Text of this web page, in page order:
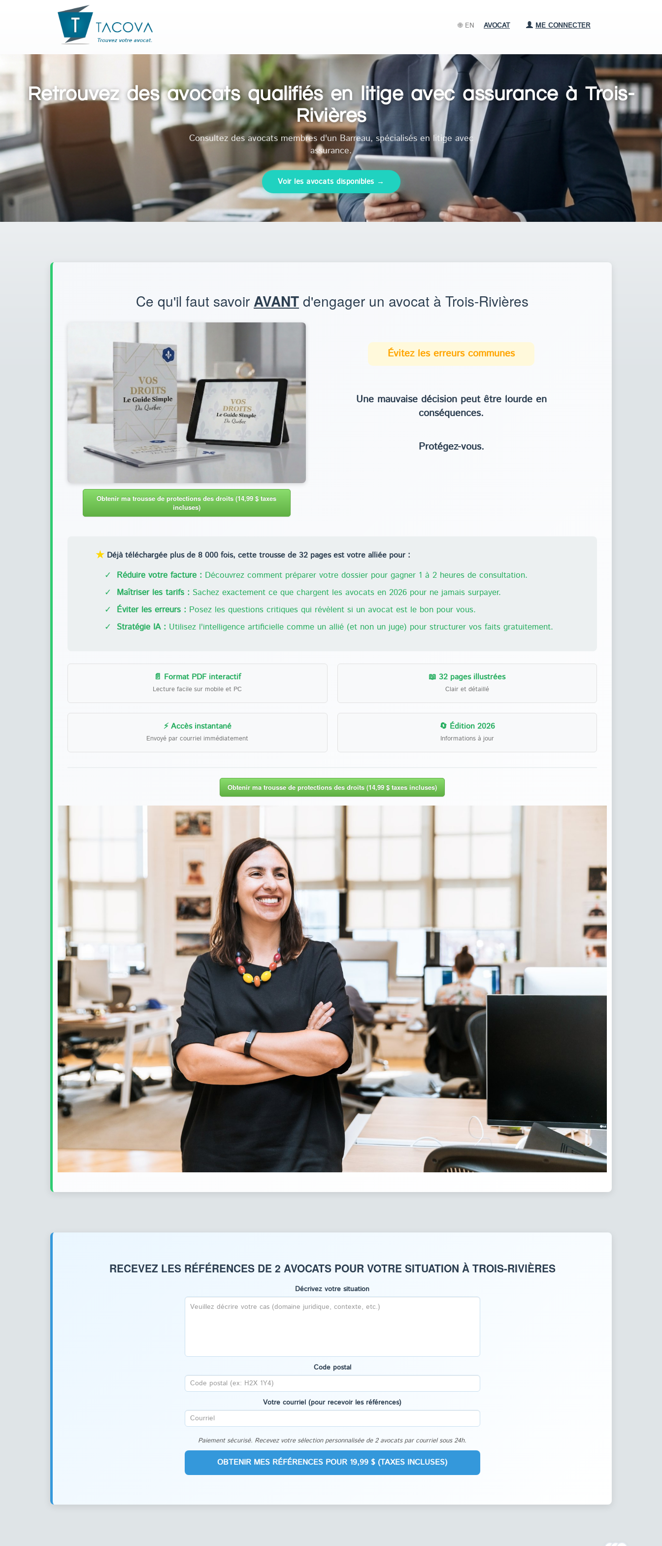
🌐 EN AVOCAT ME CONNECTER
Retrouvez des avocats qualifiés en litige avec assurance à Trois-
Rivières
Consultez des avocats membres d'un Barreau, spécialisés en litige avec
assurance.
Voir les avocats disponibles →
Ce qu'il faut savoir AVANT d'engager un avocat à Trois-Rivières
Obtenir ma trousse de protections des droits (14,99 $ taxes
incluses)
Évitez les erreurs communes
Une mauvaise décision peut être lourde en
conséquences.
Protégez-vous.
★ Déjà téléchargée plus de 8 000 fois, cette trousse de 32 pages est votre alliée pour :
✓ Réduire votre facture : Découvrez comment préparer votre dossier pour gagner 1 à 2 heures de consultation.
✓ Maîtriser les tarifs : Sachez exactement ce que chargent les avocats en 2026 pour ne jamais surpayer.
✓ Éviter les erreurs : Posez les questions critiques qui révèlent si un avocat est le bon pour vous.
✓ Stratégie IA : Utilisez l'intelligence artificielle comme un allié (et non un juge) pour structurer vos faits gratuitement.
📄 Format PDF interactif
Lecture facile sur mobile et PC
📖 32 pages illustrées
Clair et détaillé
⚡ Accès instantané
Envoyé par courriel immédiatement
🔄 Édition 2026
Informations à jour
Obtenir ma trousse de protections des droits (14,99 $ taxes incluses)
RECEVEZ LES RÉFÉRENCES DE 2 AVOCATS POUR VOTRE SITUATION À TROIS-RIVIÈRES
Décrivez votre situation
Code postal
Votre courriel (pour recevoir les références)
Paiement sécurisé. Recevez votre sélection personnalisée de 2 avocats par courriel sous 24h.